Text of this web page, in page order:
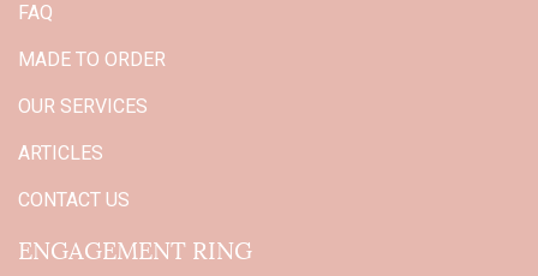
FAQ
MADE TO ORDER
OUR SERVICES
ARTICLES
CONTACT US
ENGAGEMENT RING